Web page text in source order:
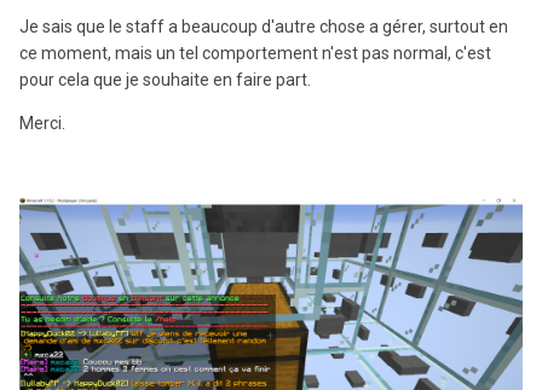
Je sais que le staff a beaucoup d'autre chose a gérer, surtout en
ce moment, mais un tel comportement n'est pas normal, c'est
pour cela que je souhaite en faire part.
Merci.